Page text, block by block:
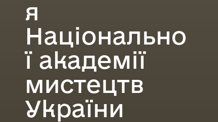
я
Національно
ї академії
мистецтв
України